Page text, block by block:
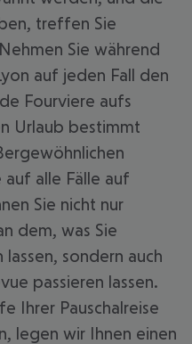
treffen Sie
Sie während
auf jeden Fall den
Fourviere aufs
Urlaub bestimmt
alle Fälle auf
Sie nicht nur
dem, was Sie
sondern auch
passieren lassen.
Ihrer Pauschalreise
legen wir Ihnen einen